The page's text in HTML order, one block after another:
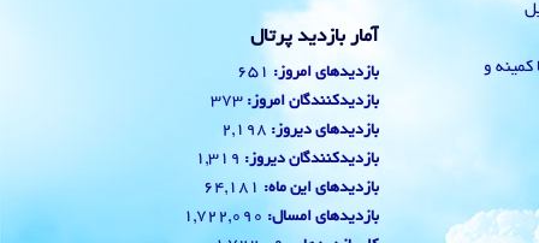
با کمینه و
آمار بازدید پرتال
بازدیدهای امروز: 651
بازدیدکنندگان امروز: 373
بازدیدهای دیروز: 2,198
بازدیدکنندگان دیروز: 1,319
بازدیدهای این ماه: 64,181
بازدیدهای امسال: 1,722,090